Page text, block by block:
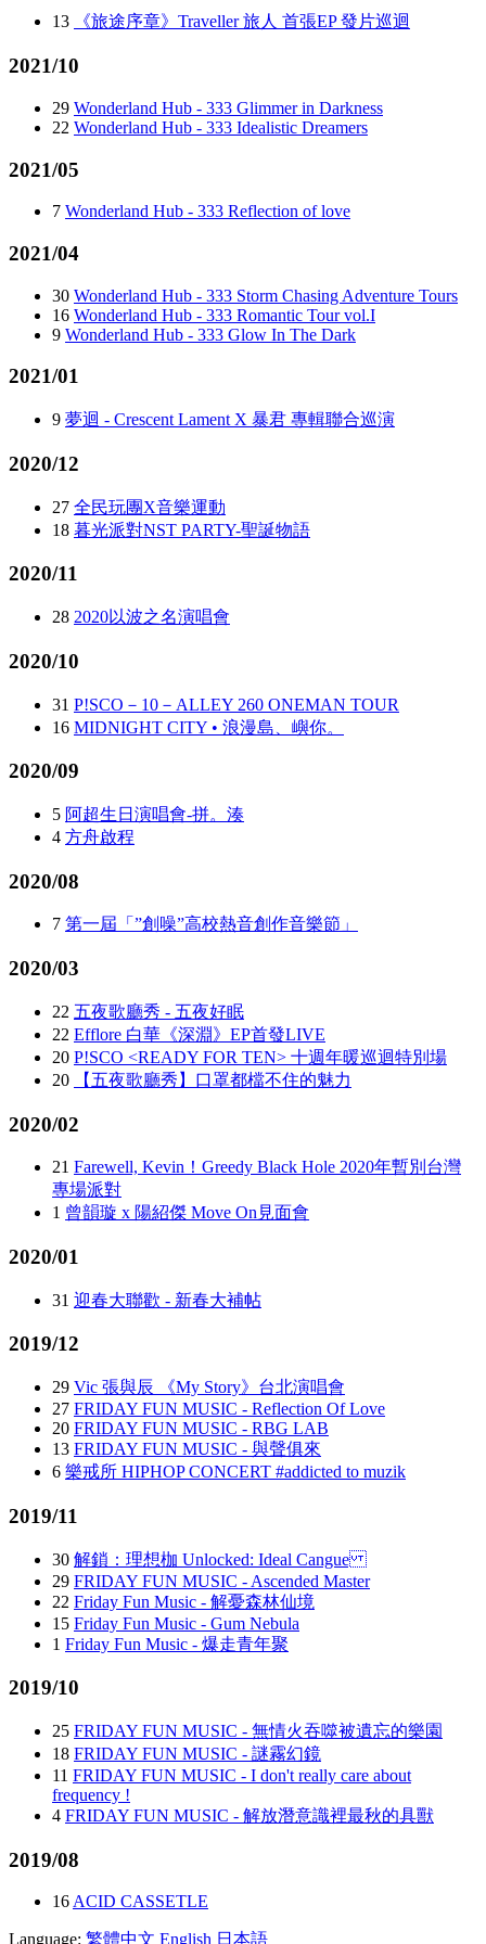
13 《旅途序章》Traveller 旅人 首張EP 發片巡迴
2021/10
29 Wonderland Hub - 333 Glimmer in Darkness
22 Wonderland Hub - 333 Idealistic Dreamers
2021/05
7 Wonderland Hub - 333 Reflection of love
2021/04
30 Wonderland Hub - 333 Storm Chasing Adventure Tours
16 Wonderland Hub - 333 Romantic Tour vol.I
9 Wonderland Hub - 333 Glow In The Dark
2021/01
9 夢迴 - Crescent Lament X 暴君 專輯聯合巡演
2020/12
27 全民玩團X音樂運動
18 暮光派對NST PARTY-聖誕物語
2020/11
28 2020以波之名演唱會
2020/10
31 P!SCO－10－ALLEY 260 ONEMAN TOUR
16 MIDNIGHT CITY • 浪漫島、嶼你。
2020/09
5 阿超生日演唱會-拼。湊
4 方舟啟程
2020/08
7 第一屆「”創噪”高校熱音創作音樂節」
2020/03
22 五夜歌廳秀 - 五夜好眠
22 Efflore 白華《深淵》EP首發LIVE
20 P!SCO <READY FOR TEN> 十週年暖巡迴特別場
20
【五夜歌廳秀】口罩都檔不住的魅力
2020/02
21 Farewell, Kevin！Greedy Black Hole 2020年暫別台灣
專場派對
1 曾韻璇 x 陽紹傑 Move On見面會
2020/01
31 迎春大聯歡 - 新春大補帖
2019/12
29 Vic 張與辰 《My Story》台北演唱會
27 FRIDAY FUN MUSIC - Reflection Of Love
20 FRIDAY FUN MUSIC - RBG LAB
13 FRIDAY FUN MUSIC - 與聲俱來
6 樂戒所 HIPHOP CONCERT #addicted to muzik
2019/11
30 解鎖：理想枷 Unlocked: Ideal Cangue
29 FRIDAY FUN MUSIC - Ascended Master
22 Friday Fun Music - 解憂森林仙境
15 Friday Fun Music - Gum Nebula
1 Friday Fun Music - 爆走青年聚
2019/10
25 FRIDAY FUN MUSIC - 無情火吞噬被遺忘的樂園
18 FRIDAY FUN MUSIC - 謎霧幻鏡
11 FRIDAY FUN MUSIC - I don't really care about
frequency !
4 FRIDAY FUN MUSIC - 解放潛意識裡最秋的具獸
2019/08
16ACID CASSETLE
Language: 繁體中文 English 日本語